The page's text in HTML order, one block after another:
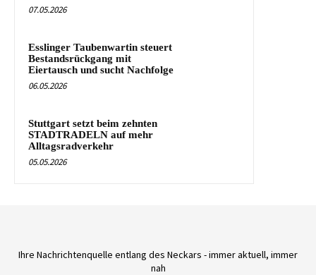
07.05.2026
Esslinger Taubenwartin steuert
Bestandsrückgang mit
Eiertausch und sucht Nachfolge
06.05.2026
Stuttgart setzt beim zehnten
STADTRADELN auf mehr
Alltagsradverkehr
05.05.2026
Ihre Nachrichtenquelle entlang des Neckars - immer aktuell, immer
nah